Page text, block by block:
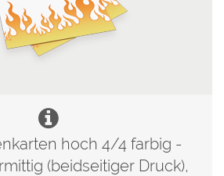
hoch 4/4 farbig -
(beidseitiger Druck),